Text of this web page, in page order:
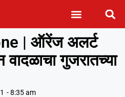
| ऑरेंज अलर्ट
गुजरातच्या
-8:35 am